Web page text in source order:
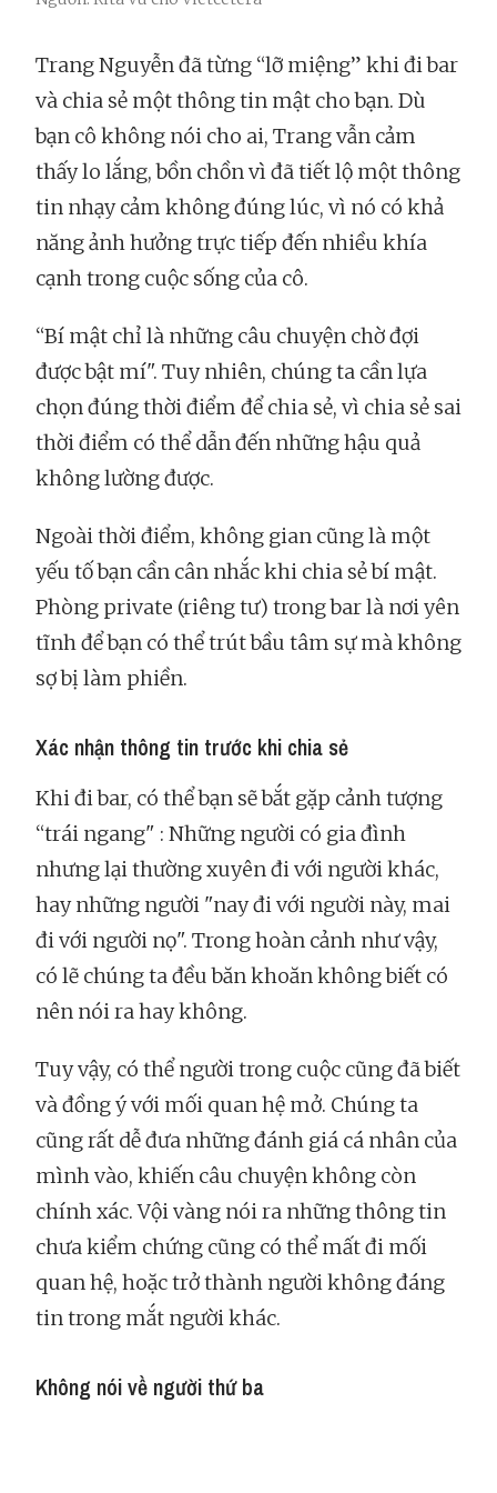
Trang Nguyễn đã từng “lỡ miệng” khi đi bar
và chia sẻ một thông tin mật cho bạn. Dù
bạn cô không nói cho ai, Trang vẫn cảm
thấy lo lắng, bồn chồn vì đã tiết lộ một thông
tin nhạy cảm không đúng lúc, vì nó có khả
năng ảnh hưởng trực tiếp đến nhiều khía
cạnh trong cuộc sống của cô.
“Bí mật chỉ là những câu chuyện chờ đợi
được bật mí". Tuy nhiên, chúng ta cần lựa
chọn đúng thời điểm để chia sẻ, vì chia sẻ sai
thời điểm có thể dẫn đến những hậu quả
không lường được.
Ngoài thời điểm, không gian cũng là một
yếu tố bạn cần cân nhắc khi chia sẻ bí mật.
Phòng private (riêng tư) trong bar là nơi yên
tĩnh để bạn có thể trút bầu tâm sự mà không
sợ bị làm phiền.
Xác nhận thông tin trước khi chia sẻ
Khi đi bar, có thể bạn sẽ bắt gặp cảnh tượng
“trái ngang" : Những người có gia đình
nhưng lại thường xuyên đi với người khác,
hay những người "nay đi với người này, mai
đi với người nọ". Trong hoàn cảnh như vậy,
có lẽ chúng ta đều băn khoăn không biết có
nên nói ra hay không.
Tuy vậy, có thể người trong cuộc cũng đã biết
và đồng ý với mối quan hệ mở. Chúng ta
cũng rất dễ đưa những đánh giá cá nhân của
mình vào, khiến câu chuyện không còn
chính xác. Vội vàng nói ra những thông tin
chưa kiểm chứng cũng có thể mất đi mối
quan hệ, hoặc trở thành người không đáng
tin trong mắt người khác.
Không nói về người thứ ba